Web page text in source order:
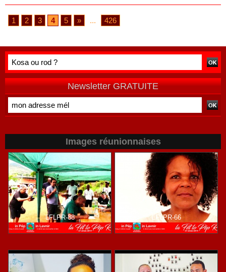
1 2 3 4 5 » ... 426
Newsletter GRATUITE
Images réunionnaises
LFLPR-88 LFLPR-66